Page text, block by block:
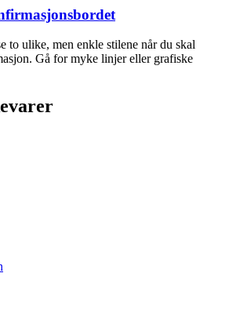
to ulike, men enkle stilene når du skal
Gå for myke linjer eller grafiske